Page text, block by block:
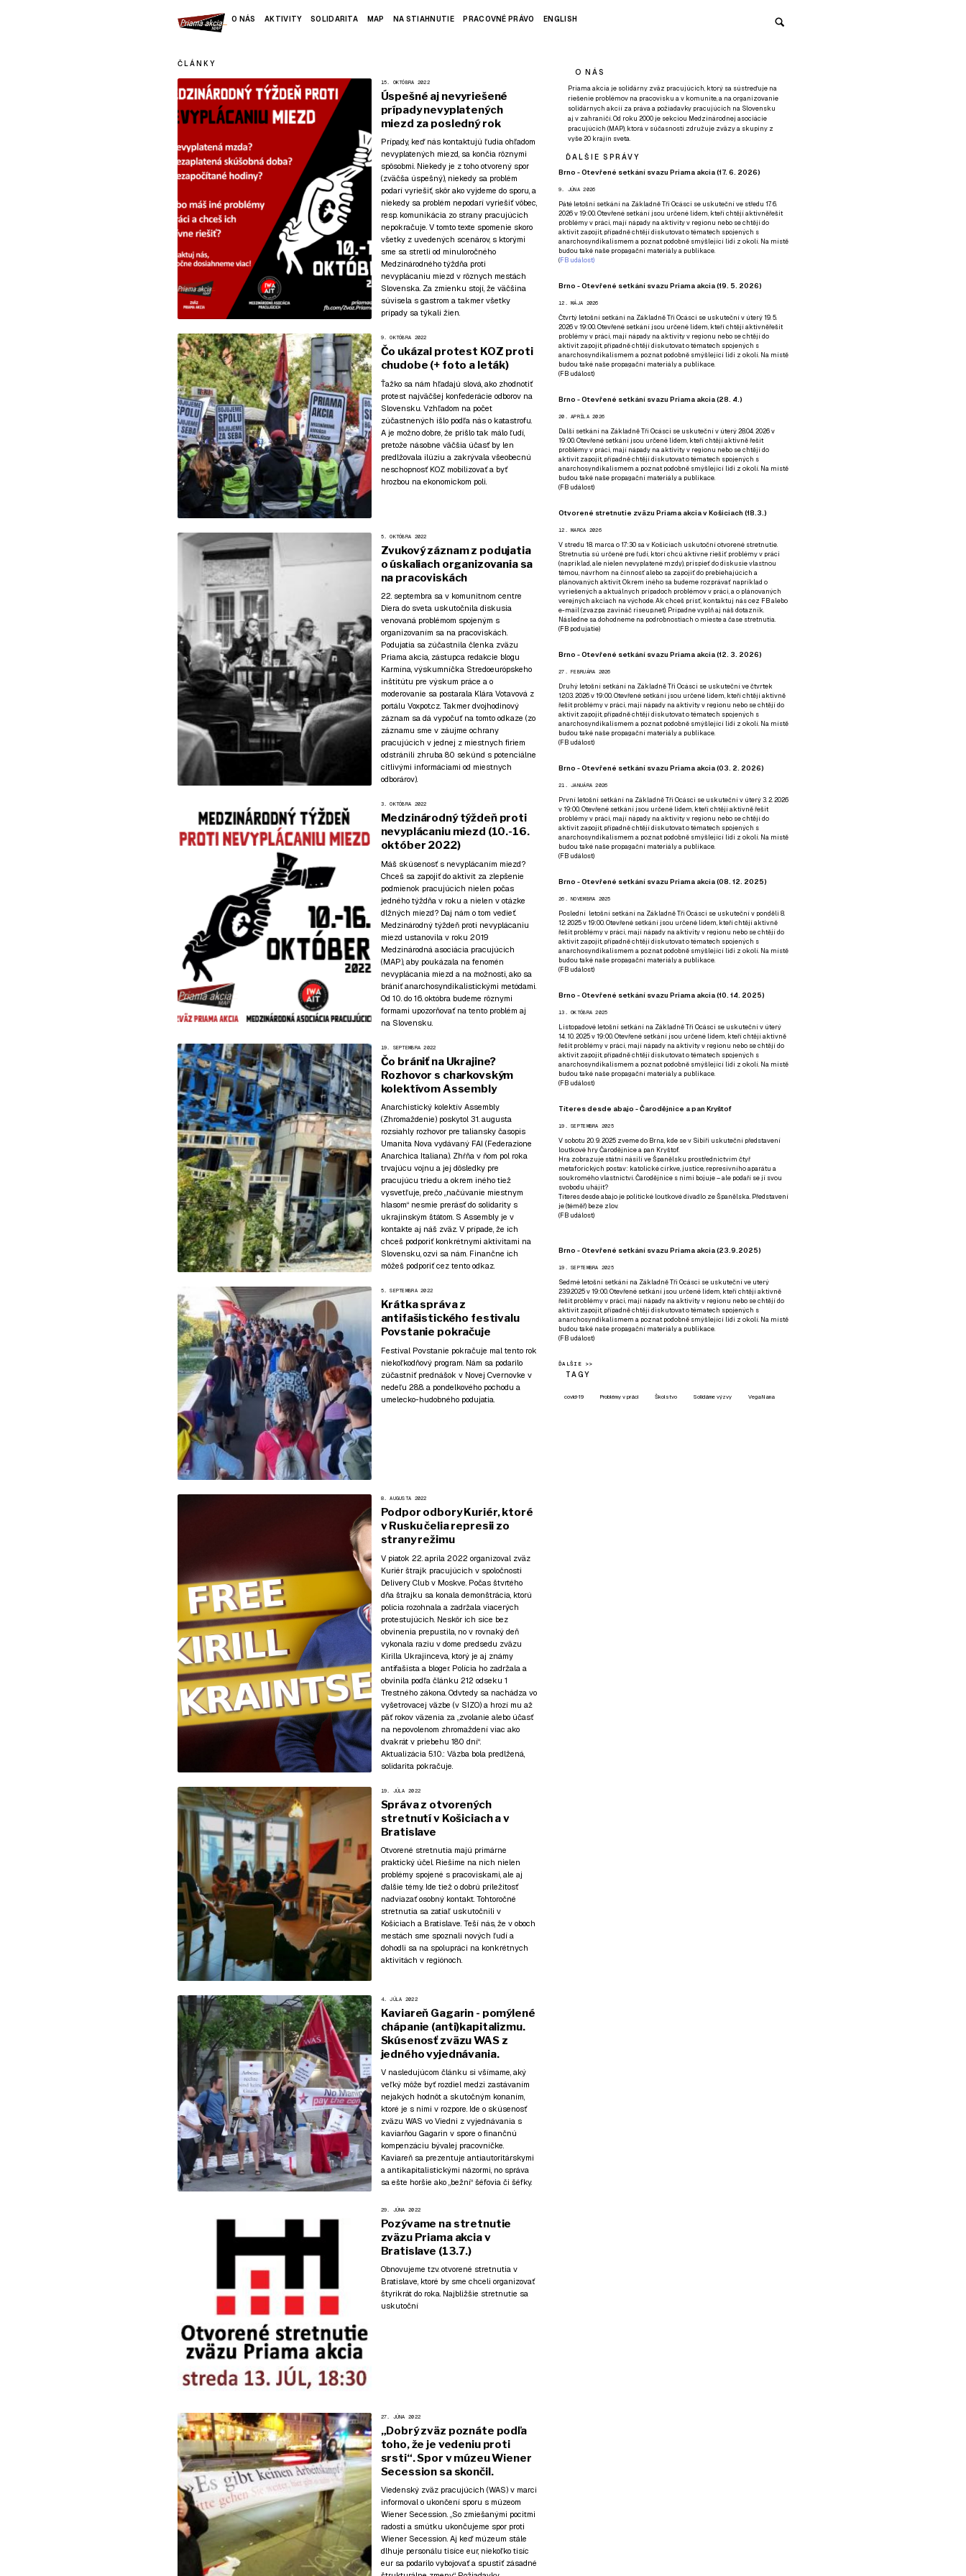
O NÁS AKTIVITY SOLIDARITA MAP NA STIAHNUTIE PRACOVNÉ PRÁVO ENGLISH
ČLÁNKY
15. OKTÓBRA 2022
Úspešné aj nevyriešené
prípady nevyplatených
miezd za posledný rok
Prípady, keď nás kontaktujú ľudia ohľadom
nevyplatených miezd, sa končia rôznymi
spôsobmi. Niekedy je z toho otvorený spor
(zväčša úspešný), niekedy sa problém
podarí vyriešiť, skôr ako vyjdeme do sporu, a
niekedy sa problém nepodarí vyriešiť vôbec,
resp. komunikácia zo strany pracujúcich
nepokračuje. V tomto texte spomenie skoro
všetky z uvedených scenárov, s ktorými
sme sa stretli od minuloročného
Medzinárodného týždňa proti
nevyplácaniu miezd v rôznych mestách
Slovenska. Za zmienku stojí, že väčšina
súvisela s gastrom a takmer všetky
prípady sa týkali žien.
9. OKTÓBRA 2022
Čo ukázal protest KOZ proti
chudobe (+ foto a leták)
Ťažko sa nám hľadajú slová, ako zhodnotiť
protest najväčšej konfederácie odborov na
Slovensku. Vzhľadom na počet
zúčastnených išlo podľa nás o katastrofu.
A je možno dobre, že prišlo tak málo ľudí,
pretože násobne väčšia účasť by len
predlžovala ilúziu a zakrývala všeobecnú
neschopnosť KOZ mobilizovať a byť
hrozbou na ekonomickom poli.
5. OKTÓBRA 2022
Zvukový záznam z podujatia
o úskaliach organizovania sa
na pracoviskách
22. septembra sa v komunitnom centre
Diera do sveta uskutočnila diskusia
venovaná problémom spojeným s
organizovaním sa na pracoviskách.
Podujatia sa zúčastnila členka zväzu
Priama akcia, zástupca redakcie blogu
Karmína, výskumníčka Stredoeurópskeho
inštitútu pre výskum práce a o
moderovanie sa postarala Klára Votavová z
portálu Voxpot.cz. Takmer dvojhodinový
záznam sa dá vypočuť na tomto odkaze (zo
záznamu sme v záujme ochrany
pracujúcich v jednej z miestnych firiem
odstránili zhruba 80 sekúnd s potenciálne
citlivými informáciami od miestnych
odborárov).
3. OKTÓBRA 2022
Medzinárodný týždeň proti
nevyplácaniu miezd (10.-16.
október 2022)
Máš skúsenosť s nevyplácaním miezd?
Chceš sa zapojiť do aktivít za zlepšenie
podmienok pracujúcich nielen počas
jedného týždňa v roku a nielen v otázke
dlžných miezd? Daj nám o tom vedieť.
Medzinárodný týždeň proti nevyplácaniu
miezd ustanovila v roku 2019
Medzinárodná asociácia pracujúcich
(MAP), aby poukázala na fenomén
nevyplácania miezd a na možnosti, ako sa
brániť anarchosyndikalistickými metódami.
Od 10. do 16. októbra budeme rôznymi
formami upozorňovať na tento problém aj
na Slovensku.
19. SEPTEMBRA 2022
Čo brániť na Ukrajine?
Rozhovor s charkovským
kolektívom Assembly
Anarchistický kolektív Assembly
(Zhromaždenie) poskytol 31. augusta
rozsiahly rozhovor pre taliansky časopis
Umanita Novavydávaný FAI (Federazione
Anarchica Italiana). Zhŕňa v ňom pol roka
trvajúcu vojnu a jej dôsledky pre
pracujúcu triedu a okrem iného tiež
vysvetľuje, prečo „načúvanie miestnym
hlasom“ nesmie prerásť do solidarity s
ukrajinským štátom. S Assembly je v
kontakte aj náš zväz. V prípade, že ich
chceš podporiť konkrétnymi aktivitami na
Slovensku, ozvi sa nám. Finančne ich
môžeš podporiťcez tento odkaz.
5. SEPTEMBRA 2022
Krátka správa z
antifašistického festivalu
Povstanie pokračuje
Festival Povstanie pokračuje mal tento rok
niekoľkodňový program . Nám sa podarilo
zúčastniť prednášok v Novej Cvernovke v
nedeľu 28.8. a pondelkového pochodu a
umelecko-hudobného podujatia.
8. AUGUSTA 2022
Podpor odbory Kuriér, ktoré
v Rusku čelia represii zo
strany režimu
V piatok 22. apríla 2022 organizoval zväz
Kuriér štrajk pracujúcich v spoločnosti
Delivery Club v Moskve. Počas štvrtého
dňa štrajku sa konala demonštrácia, ktorú
polícia rozohnala a zadržala viacerých
protestujúcich. Neskôr ich síce bez
obvinenia prepustila, no v rovnaký deň
vykonala raziu v dome predsedu zväzu
Kirilla Ukrajinceva, ktorý je aj známy
antifašista a bloger. Polícia ho zadržala a
obvinila podľa článku 212 odseku 1
Trestného zákona. Odvtedy sa nachádza vo
vyšetrovacej väzbe (v SIZO) a hrozí mu až
päť rokov väzenia za „zvolanie alebo účasť
na nepovolenom zhromaždení viac ako
dvakrát v priebehu 180 dní“.
Aktualizácia 5.10.: Väzba bola predlžená,
solidarita pokračuje.
19. JÚLA 2022
Správa z otvorených
stretnutí v Košiciach a v
Bratislave
Otvorené stretnutia majú primárne
praktický účel. Riešime na nich nielen
problémy spojené s pracoviskami, ale aj
ďalšie témy. Ide tiež o dobrú príležitosť
nadviazať osobný kontakt. Tohtoročné
stretnutia sa zatiaľ uskutočnili v
Košiciach a Bratislave. Teší nás, že v oboch
mestách sme spoznali nových ľudí a
dohodli sa na spolupráci na konkrétnych
aktivitách v regiónoch.
4. JÚLA 2022
Kaviareň Gagarin - pomýlené
chápanie (anti)kapitalizmu.
Skúsenosť zväzu WAS z
jedného vyjednávania.
V nasledujúcom článku si všímame, aký
veľký môže byť rozdiel medzi zastávaním
nejakých hodnôt a skutočným konaním,
ktoré je s nimi v rozpore. Ide o skúsenosť
zväzu WAS vo Viedni z vyjednávania s
kaviarňou Gagarin v spore o finančnú
kompenzáciu bývalej pracovníčke.
Kaviareň sa prezentuje antiautoritárskymi
a antikapitalistickými názormi, no správa
sa ešte horšie ako „bežní“ šéfovia či šéfky.
29. JÚNA 2022
Pozývame na stretnutie
zväzu Priama akcia v
Bratislave (13.7.)
Obnovujeme tzv. otvorené stretnutia v
Bratislave, ktoré by sme chceli organizovať
štyrikrát do roka. Najbližšie stretnutie sa
uskutoční
27. JÚNA 2022
„Dobrý zväz poznáte podľa
toho, že je vedeniu proti
srsti“. Spor v múzeu Wiener
Secession sa skončil.
Viedenský zväz pracujúcich (WAS) v marci
informoval o ukončení sporu s múzeom
Wiener Secession. „So zmiešanými pocitmi
radosti a smútku ukončujeme spor proti
Wiener Secession. Aj keď múzeum stále
dlhuje personálu tisíce eur, niekoľko tisíc
eur sa podarilo vybojovať a spustiť zásadné
O NÁS
Priama akcia je solidárny zväz pracujúcich, ktorý sa sústreďuje na
riešenie problémov na pracovisku a v komunite, a na organizovanie
solidárnych akcií za práva a požiadavky pracujúcich na Slovensku
aj v zahraničí. Od roku 2000 je sekciou Medzinárodnej asociácie
pracujúcich (MAP), ktorá v súčasnosti združuje zväzy a skupiny z
vyše 20 krajín sveta.
ĎALŠIE SPRÁVY
Brno - Otevřené setkání svazu Priama akcia (17. 6. 2026)
9. JÚNA 2026
Páté letošní setkání na Základně Tři Ocásci se uskuteční ve středu 17. 6.
2026 v 19:00. Otevřené setkání jsou určené lidem, kteří chtějí aktivněřešit
problémy v práci, mají nápady na aktivity v regionu nebo se chtějí do
aktivit zapojit, případně chtějí diskutovat o tématech spojených s
anarchosyndikalismem a poznat podobně smýšlející lidi z okolí. Na místě
budou také naše propagační materiály a publikace.
(FB událost)
Brno - Otevřené setkání svazu Priama akcia (19. 5. 2026)
12. MÁJA 2026
Čtvrtý letošní setkání na Základně Tři Ocásci se uskuteční v úterý 19. 5.
2026 v 19:00. Otevřené setkání jsou určené lidem, kteří chtějí aktivněřešit
problémy v práci, mají nápady na aktivity v regionu nebo se chtějí do
aktivit zapojit, případně chtějí diskutovat o tématech spojených s
anarchosyndikalismem a poznat podobně smýšlející lidi z okolí. Na místě
budou také naše propagační materiály a publikace.
(FB událost)
Brno - Otevřené setkání svazu Priama akcia (28. 4.)
20. APRÍLA 2026
Další setkání na Základně Tři Ocásci se uskuteční v úterý 28.04. 2026 v
19:00. Otevřené setkání jsou určené lidem, kteří chtějí aktivně řešit
problémy v práci, mají nápady na aktivity v regionu nebo se chtějí do
aktivit zapojit, případně chtějí diskutovat o tématech spojených s
anarchosyndikalismem a poznat podobně smýšlející lidi z okolí. Na místě
budou také naše propagační materiály a publikace.
(FB událost)
Otvorené stretnutie zväzu Priama akcia v Košiciach (18.3.)
12. MARCA 2026
V stredu 18. marca o 17:30 sa v Košiciach uskutoční otvorené stretnutie.
Stretnutia sú určené pre ľudí, ktorí chcú aktívne riešiť problémy v práci
(napríklad, ale nielen nevyplatené mzdy), prispieť do diskusie vlastnou
témou, návrhom na činnosť alebo sa zapojiť do prebiehajúcich a
plánovaných aktivít. Okrem iného sa budeme rozprávať napríklad o
vyriešených a aktuálnych prípadoch problémov v práci, a o plánovaných
verejných akciach na východe. Ak chceš prísť, kontaktuj nás cez FBalebo
e-mail (zvazpa zavináč riseup.net). Prípadnevyplň aj náš dotazník.
Následne sa dohodneme na podrobnostiach o mieste a čase stretnutia.
(FB podujatie)
Brno - Otevřené setkání svazu Priama akcia (12. 3. 2026)
27. FEBRUÁRA 2026
Druhý letošní setkání na Základně Tři Ocásci se uskuteční ve čtvrtek
12.03. 2026 v 19:00. Otevřené setkání jsou určené lidem, kteří chtějí aktivně
řešit problémy v práci, mají nápady na aktivity v regionu nebo se chtějí do
aktivit zapojit, případně chtějí diskutovat o tématech spojených s
anarchosyndikalismem a poznat podobně smýšlející lidi z okolí. Na místě
budou také naše propagační materiály a publikace.
(FB událost)
Brno - Otevřené setkání svazu Priama akcia (03. 2. 2026)
21. JANUÁRA 2026
První letošní setkání na Základně Tři Ocásci se uskuteční v úterý 3. 2. 2026
v 19:00. Otevřené setkání jsou určené lidem, kteří chtějí aktivně řešit
problémy v práci, mají nápady na aktivity v regionu nebo se chtějí do
aktivit zapojit, případně chtějí diskutovat o tématech spojených s
anarchosyndikalismem a poznat podobně smýšlející lidi z okolí. Na místě
budou také naše propagační materiály a publikace.
(FB událost)
Brno - Otevřené setkání svazu Priama akcia (08. 12. 2025)
26. NOVEMBRA 2025
Poslední letošní setkání na Základně Tři Ocásci se uskuteční v ponděli 8.
12. 2025 v 19:00. Otevřené setkání jsou určené lidem, kteří chtějí aktivně
řešit problémy v práci, mají nápady na aktivity v regionu nebo se chtějí do
aktivit zapojit, případně chtějí diskutovat o tématech spojených s
anarchosyndikalismem a poznat podobně smýšlející lidi z okolí. Na místě
budou také naše propagační materiály a publikace.
(FB událost)
Brno - Otevřené setkání svazu Priama akcia (10. 14. 2025)
13. OKTÓBRA 2025
Listopadové letošní setkání na Základně Tři Ocásci se uskuteční v úterý
14. 10. 2025 v 19:00. Otevřené setkání jsou určené lidem, kteří chtějí aktivně
řešit problémy v práci, mají nápady na aktivity v regionu nebo se chtějí do
aktivit zapojit, případně chtějí diskutovat o tématech spojených s
anarchosyndikalismem a poznat podobně smýšlející lidi z okolí. Na místě
budou také naše propagační materiály a publikace.
(FB událost)
Títeres desde abajo - Čarodějnice a pan Kryštof
19. SEPTEMBRA 2025
V sobotu 20. 9. 2025 zveme do Brna, kde se v Sibiři uskuteční představení
loutkové hry Čarodějnice a pan Kryštof.
Hra zobrazuje státní násilí ve Španělsku prostřednictvím čtyř
metaforických postav: katolické církve, justice, represivního aparátu a
soukromého vlastnictví. Čarodějnice s nimi bojuje – ale podaří se jí svou
svobodu uhájit?
Títeres desde abajo je politické loutkové divadlo ze Španělska. Představení
je (téměř) beze zlov.
(FB událost)
Brno - Otevřené setkání svazu Priama akcia (23.9.2025)
19. SEPTEMBRA 2025
Sedmé letošní setkání na Základně Tři Ocásci se uskuteční ve uterý
23.9.2025 v 19:00. Otevřené setkání jsou určené lidem, kteří chtějí aktivně
řešit problémy v práci, mají nápady na aktivity v regionu nebo se chtějí do
aktivit zapojit, případně chtějí diskutovat o tématech spojených s
anarchosyndikalismem a poznat podobně smýšlející lidi z okolí. Na místě
budou také naše propagační materiály a publikace.
(FB událost)
ĎALŠIE >>
TAGY
covid-19 Problémy v práci Školstvo Solidárne výzvy VegaNana